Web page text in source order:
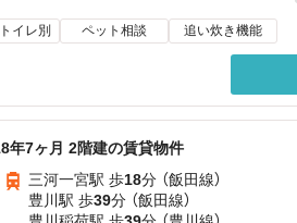
イレ別 ペット相談 追い炊き機能
年7ヶ月 2階建の賃貸物件
三河一宮駅 歩18分 （飯田線）
豊川駅 歩39分 （飯田線）